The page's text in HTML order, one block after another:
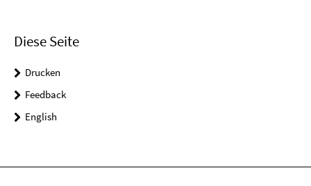
Diese Seite
Drucken
Feedback
English